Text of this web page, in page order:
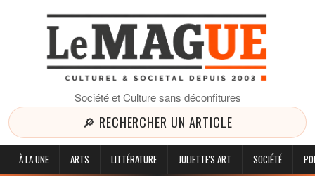
Société et Culture sans déconfitures
🔎 RECHERCHER UN ARTICLE
À LA UNE ARTS LITTÉRATURE JULIETTE'S ART SOCIÉTÉ